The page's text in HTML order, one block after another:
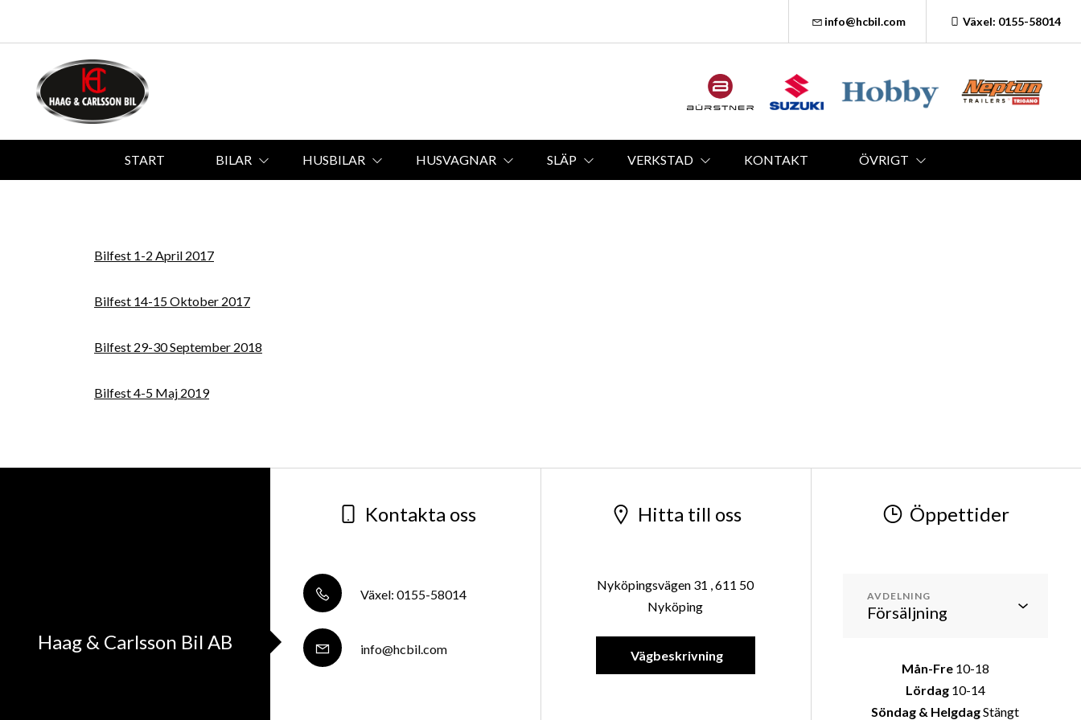
info@hcbil.com Växel: 0155-58014
START BILAR HUSBILAR HUSVAGNAR SLÄP VERKSTAD KONTAKT ÖVRIGT
Bilfest 1-2 April 2017
Bilfest 14-15 Oktober 2017
Bilfest 29-30 September 2018
Bilfest 4-5 Maj 2019
Haag & Carlsson Bil AB
Kontakta oss
Växel: 0155-58014
info@hcbil.com
Hitta till oss
Nyköpingsvägen 31 , 611 50
Nyköping
Vägbeskrivning
Öppettider
AVDELNING
Mån-Fre 10-18
Lördag10-14
Söndag & HelgdagStängt